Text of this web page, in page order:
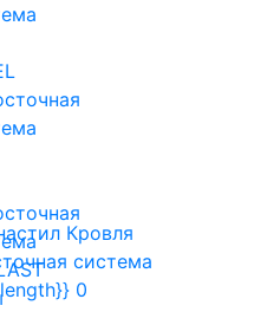
Кровля
система
0